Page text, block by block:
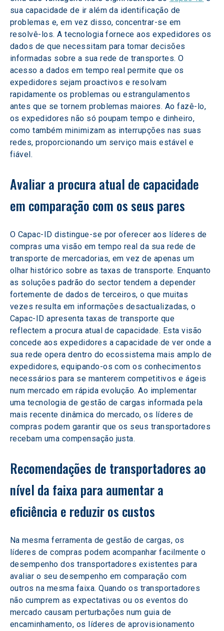
sua capacidade de ir além da identificação de
problemas e, em vez disso, concentrar-se em
resolvê-los. A tecnologia fornece aos expedidores os
dados de que necessitam para tomar decisões
informadas sobre a sua rede de transportes. O
acesso a dados em tempo real permite que os
expedidores sejam proactivos e resolvam
rapidamente os problemas ou estrangulamentos
antes que se tornem problemas maiores. Ao fazê-lo,
os expedidores não só poupam tempo e dinheiro,
como também minimizam as interrupções nas suas
redes, proporcionando um serviço mais estável e
fiável.
Avaliar a procura atual de capacidade
em comparação com os seus pares
O Capac-ID distingue-se por oferecer aos líderes de
compras uma visão em tempo real da sua rede de
transporte de mercadorias, em vez de apenas um
olhar histórico sobre as taxas de transporte. Enquanto
as soluções padrão do sector tendem a depender
fortemente de dados de terceiros, o que muitas
vezes resulta em informações desactualizadas, o
Capac-ID apresenta taxas de transporte que
reflectem a procura atual de capacidade. Esta visão
concede aos expedidores a capacidade de ver onde a
sua rede opera dentro do ecossistema mais amplo de
expedidores, equipando-os com os conhecimentos
necessários para se manterem competitivos e ágeis
num mercado em rápida evolução. Ao implementar
uma tecnologia de gestão de cargas informada pela
mais recente dinâmica do mercado, os líderes de
compras podem garantir que os seus transportadores
recebam uma compensação justa.
Recomendações de transportadores ao
nível da faixa para aumentar a
eficiência e reduzir os custos
Na mesma ferramenta de gestão de cargas, os
líderes de compras podem acompanhar facilmente o
desempenho dos transportadores existentes para
avaliar o seu desempenho em comparação com
outros na mesma faixa. Quando os transportadores
não cumprem as expectativas ou os eventos do
mercado causam perturbações num guia de
encaminhamento, os líderes de aprovisionamento